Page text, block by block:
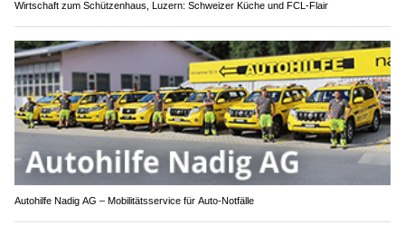
Wirtschaft zum Schützenhaus, Luzern: Schweizer Küche und FCL-Flair
Autohilfe Nadig AG – Mobilitätsservice für Auto‑Notfälle